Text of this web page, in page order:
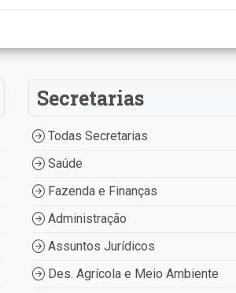
Secretarias
Todas Secretarias
Saúde
Fazenda e Finanças
Administração
Assuntos Jurídicos
Des. Agrícola e Meio Ambiente